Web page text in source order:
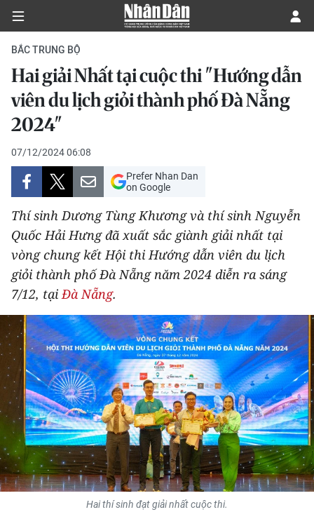
CHÍNH TRỊ
KINH TẾ
VĂN HÓA
XÃ HỘI
PHÁP LUẬT
DU LỊCH
THẾ GIỚI
THỂ THAO
GIÁO DỤC
Y TẾ
KHOA HỌC - CÔNG NGHỆ
MÔI TRƯỜNG
BẮC TRUNG BỘ
Hai giải Nhất tại cuộc thi "Hướng dẫn
viên du lịch giỏi thành phố Đà Nẵng
2024"
07/12/2024 06:08
Prefer Nhan Dan
on Google
Thí sinh Dương Tùng Khương và thí sinh Nguyễn
Quốc Hải Hưng đã xuất sắc giành giải nhất tại
vòng chung kết Hội thi Hướng dẫn viên du lịch
giỏi thành phố Đà Nẵng năm 2024 diễn ra sáng
7/12, tạiĐà Nẵng.
Hai thí sinh đạt giải nhất cuộc thi.